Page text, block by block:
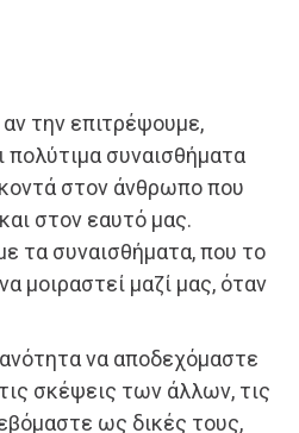
την επιτρέψουμε,
πολύτιμα συναισθήματα
στον άνθρωπο που
στον εαυτό μας.
τα συναισθήματα, που το
μοιραστεί μαζί μας, όταν
να αποδεχόμαστε
σκέψεις των άλλων, τις
ως δικές τους,